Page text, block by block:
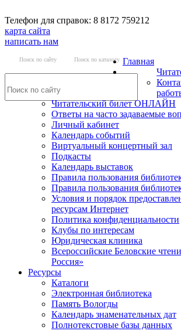
Телефон для справок: 8 8172 759212
карта сайта
написать нам
Поиск по сайту Поиск по каталогу Главная
Читательский билет ОНЛАЙН
Ответы на часто задаваемые
Личный кабинет
Календарь событий
Виртуальный концертный зал
Подкасты
Календарь выставок
Правила пользования
Правила пользования
Условия и порядок
ресурсам Интернет
Политика конфиденциальности
Клубы по интересам
Юридическая клиника
Всероссийские Беловские
Россия»
Ресурсы
Каталоги
Электронная библиотека
Память Вологды
Календарь знаменательных дат
Полнотекстовые базы данных